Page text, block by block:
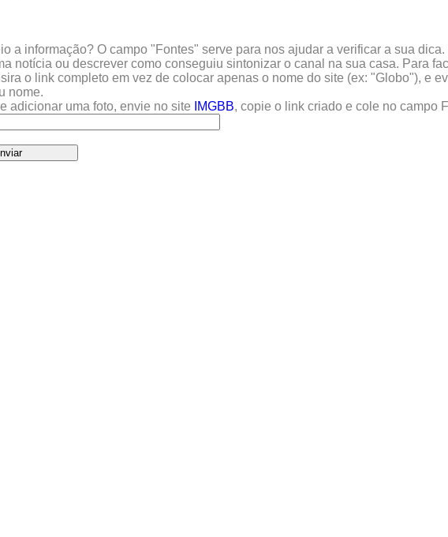
a informação? O campo "Fontes" serve para nos ajudar a verificar a sua
notícia ou descrever como conseguiu sintonizar o canal na sua casa. Para
o link completo em vez de colocar apenas o nome do site (ex: "Globo"), e
nome.
adicionar uma foto, envie no site
IMGBB, copie o link criado e cole no campo